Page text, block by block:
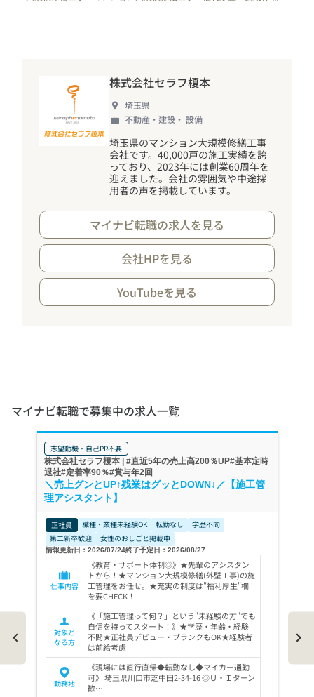
株式会社セラフ榎本
埼玉県
不動産・建設・ 設備
埼玉県のマンション大規模修繕工事
会社です。40,000戸の施工実績を誇
っており、2023年には創業60周年を
迎えました。会社の雰囲気や中途採
用者の声を掲載しています。
マイナビ転職の求人を見る
会社HPを見る
YouTubeを見る
マイナビ転職で募集中の求人一覧
志望動機・自己PR不要
株式会社セラフ榎本 | #直近5年の売上高200％UP#基本定時
退社#定着率90％#賞与年2回
＼売上グンとUP↑残業はグッとDOWN↓／【施工管
理アシスタント】
正社員 職種・業種未経験OK 転勤なし
学歴不問
第二新卒歓迎
女性のおしごと掲載中
情報更新日：2026/07/24終了予定日：2026/08/27
仕事内容
《教育・サポート体制◎》★先輩のアシスタン
トから！★マンション大規模修繕(外壁工事)の施
工管理をお任せ。★充実の制度は"福利厚生"欄
を要CHECK！
対象と
なる方
《「施工管理って何？」という"未経験の方"でも
自信を持ってスタート！》★学歴・年齢・経験
不問★正社員デビュー・ブランクもOK★経験者
は前給考慮
勤務地
《現場には直行直帰◆転勤なし◆マイカー通勤
可》 埼玉県川口市芝中田2-34-16 ◎Ｕ・Ｉターン
歓…